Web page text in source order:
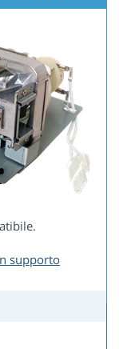
supporto